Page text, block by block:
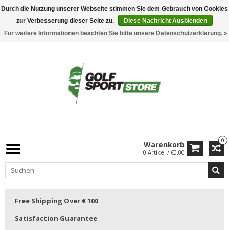
0
Warenkorb
0 Artikel / €0,00
Free Shipping Over € 100
Satisfaction Guarantee
Durch die Nutzung unserer Webseite stimmen Sie dem Gebrauch von Cookies
zur Verbesserung dieser Seite zu.
Diese Nachricht Ausblenden
Für weitere Informationen beachten Sie bitte unsere Datenschutzerklärung. »